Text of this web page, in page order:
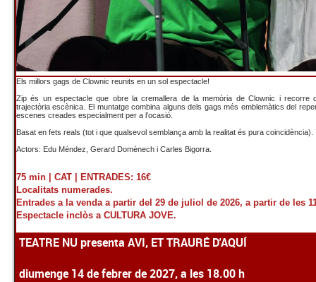
Els millors gags de Clownic reunits en un sol espectacle!
Zip és un espectacle que obre la cremallera de la memòria de Clownic i recorre
trajectòria escènica. El muntatge combina alguns dels gags més emblemàtics del
escenes creades especialment per a l’ocasió.
Basat en fets reals (tot i que qualsevol semblança amb la realitat és pura coincidència).
Actors: Edu Méndez, Gerard Domènech i Carles Bigorra.
75 min | CAT |
ENTRADES: 16€
Localitats numerades.
Entrades a la venda a partir del 29 de juliol de 2026, a partir de les
Espectacle inclòs a CULTURA JOVE.
TEATRE NU presenta AVI, ET TRAURÉ D'AQUÍ
diumenge 14 de febrer de 2027, a les 18.00 h